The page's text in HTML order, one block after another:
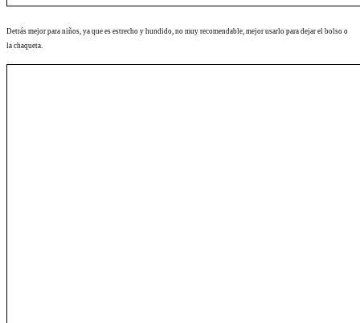
Detrás mejor para niños, ya que es estrecho y hundido, no muy recomendable, mejor usarlo para dejar el bolso o
la chaqueta.